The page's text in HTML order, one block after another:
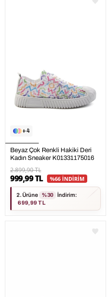
4
Beyaz Çok Renkli Hakiki Deri
Kadın Sneaker K01331175016
2.899,90 TL
999,99 TL %66 İNDİRİM
2. Ürüne %30 İndirim:
699,99 TL